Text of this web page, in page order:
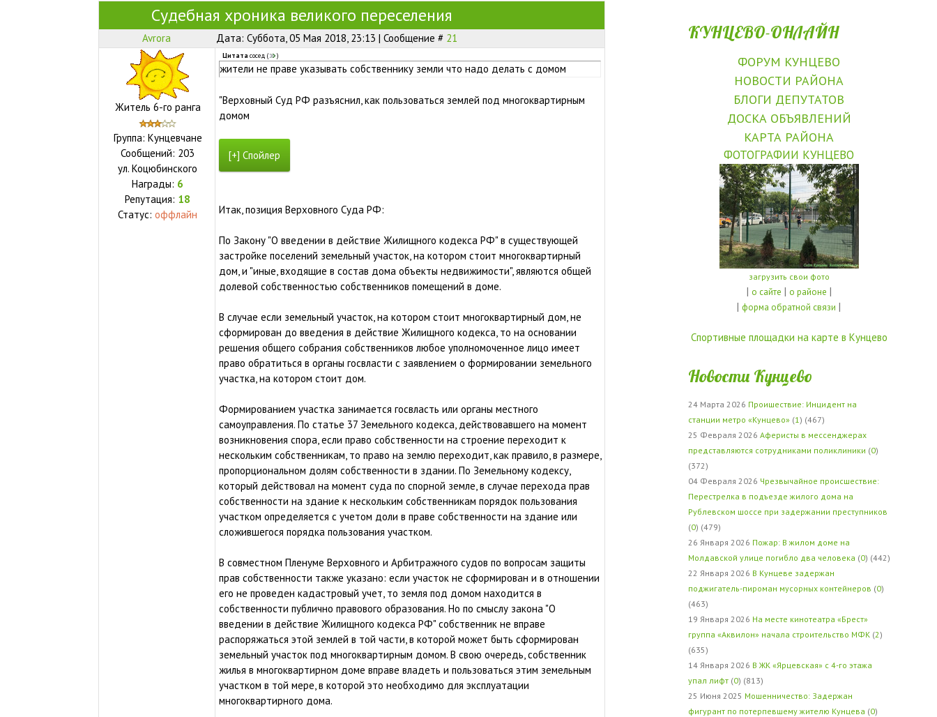
Судебная хроника великого переселения
Avrora Дата: Суббота, 05 Мая 2018, 23:13 | Сообщение # 21
Житель 6-го ранга
Группа: Кунцевчане
Сообщений: 203
ул.Коцюбинского
Награды: 6
Репутация: 18
Статус:оффлайн
Цитата сосед ( )
жители не праве указывать собственнику земли что надо делать с домом
"Верховный Суд РФ разъяснил, как пользоваться землей под многоквартирным
домом
Итак, позиция Верховного Суда РФ:
По Закону "О введении в действие Жилищного кодекса РФ" в существующей
застройке поселений земельный участок, на котором стоит многоквартирный
дом, и "иные, входящие в состав дома объекты недвижимости", являются общей
долевой собственностью собственников помещений в доме.
В случае если земельный участок, на котором стоит многоквартирный дом, не
сформирован до введения в действие Жилищного кодекса, то на основании
решения общего собрания собственников любое уполномоченное лицо имеет
право обратиться в органы госвласти с заявлением о формировании земельного
участка, на котором стоит дом.
Формированием участка занимается госвласть или органы местного
самоуправления. По статье 37 Земельного кодекса, действовавшего на момент
возникновения спора, если право собственности на строение переходит к
нескольким собственникам, то право на землю переходит, как правило, в размере,
пропорциональном долям собственности в здании. По Земельному кодексу,
который действовал на момент суда по спорной земле, в случае перехода прав
собственности на здание к нескольким собственникам порядок пользования
участком определяется с учетом доли в праве собственности на здание или
сложившегося порядка пользования участком.
В совместном Пленуме Верховного и Арбитражного судов по вопросам защиты
прав собственности также указано: если участок не сформирован и в отношении
его не проведен кадастровый учет, то земля под домом находится в
собственности публично правового образования. Но по смыслу закона "О
введении в действие Жилищного кодекса РФ" собственник не вправе
распоряжаться этой землей в той части, в которой может быть сформирован
земельный участок под многоквартирным домом. В свою очередь, собственник
жилья в многоквартирном доме вправе владеть и пользоваться этим земельным
участком в той мере, в которой это необходимо для эксплуатации
многоквартирного дома.
КУНЦЕВО-ОНЛАЙН
ФОРУМ КУНЦЕВО
НОВОСТИ РАЙОНА
БЛОГИ ДЕПУТАТОВ
ДОСКА ОБЪЯВЛЕНИЙ
КАРТА РАЙОНА
ФОТОГРАФИИ КУНЦЕВО
загрузить свои фото
| о сайте | о районе |
|форма обратной связи |
Спортивные площадки на карте в Кунцево
Новости Кунцево
24 Марта 2026 Проишествие: Инцидент на
станции метро «Кунцево» (1) (467)
25 Февраля 2026 Аферисты в мессенджерах
представляются сотрудниками поликлиники (0)
(372)
04 Февраля 2026 Чрезвычайное происшествие:
Перестрелка в подъезде жилого дома на
Рублевском шоссе при задержании преступников
(0) (479)
26 Января 2026 Пожар: В жилом доме на
Молдавской улице погибло два человека (0) (442)
22 Января 2026 В Кунцеве задержан
поджигатель-пироман мусорных контейнеров (0)
(463)
19 Января 2026 На месте кинотеатра «Брест»
группа «Аквилон» начала строительство МФК (2)
(635)
14 Января 2026 В ЖК «Ярцевская» с 4-го этажа
упал лифт (0) (813)
25 Июня 2025 Мошенничество: Задержан
фигурант по потерпевшему жителю Кунцева (0)